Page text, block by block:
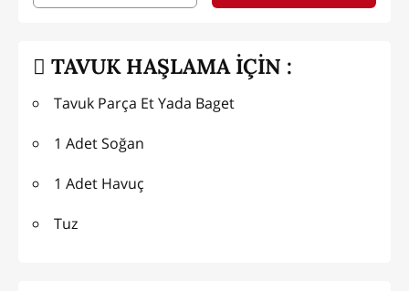
TAVUK HAŞLAMA İÇİN :
Tavuk Parça Et Yada Baget
1 Adet Soğan
1 Adet Havuç
Tuz